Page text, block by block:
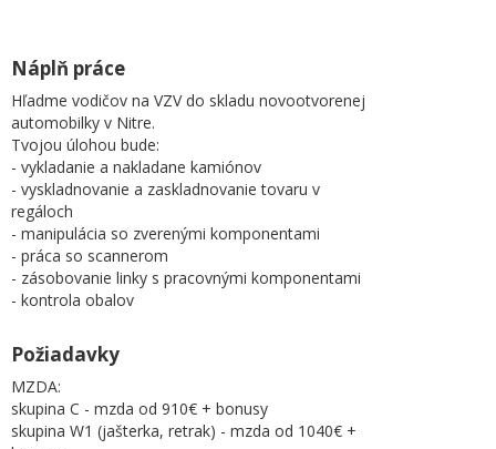
Náplň práce
Hľadme vodičov na VZV do skladu novootvorenej
automobilky v Nitre.
Tvojou úlohou bude:
- vykladanie a nakladane kamiónov
- vyskladnovanie a zaskladnovanie tovaru v
regáloch
- manipulácia so zverenými komponentami
- práca so scannerom
- zásobovanie linky s pracovnými komponentami
- kontrola obalov
Požiadavky
MZDA:
skupina C - mzda od 910€ + bonusy
skupina W1 (jašterka, retrak) - mzda od 1040€ +